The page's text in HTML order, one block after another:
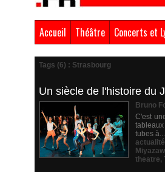
Accueil Théâtre Concerts et
Tags (6) : Strasbourg
Un siècle de l'histoire du
Bruno
C'est
tubes à...
actualité
theatre,